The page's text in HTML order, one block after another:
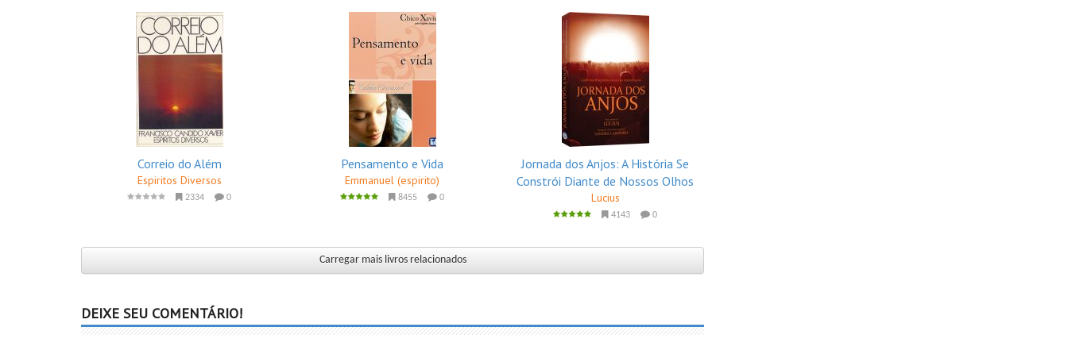
Correio do Além
Espiritos Diversos
2334 0
Pensamento e Vida
Emmanuel (espirito)
8455 0
Jornada dos Anjos: A História Se
Constrói Diante de Nossos Olhos
Lucius
4143 0
Carregar mais livros relacionados
DEIXE SEU COMENTÁRIO!